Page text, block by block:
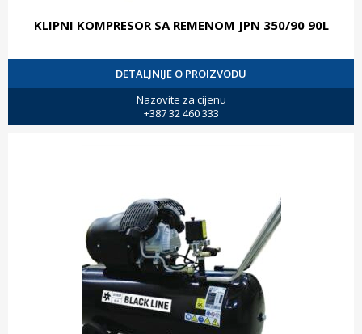
KLIPNI KOMPRESOR SA REMENOM JPN 350/90 90L
DETALJNIJE O PROIZVODU
Nazovite za cijenu
+387 32 460 333